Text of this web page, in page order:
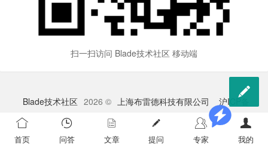
扫一扫访问 Blade技术社区 移动端
Blade技术社区 2026 © 上海布雷德科技有限公司
沪ICP备
2023009528号-1
苏公网安备 32041102000998号
首页 问答 文章 提问 专家 我的
